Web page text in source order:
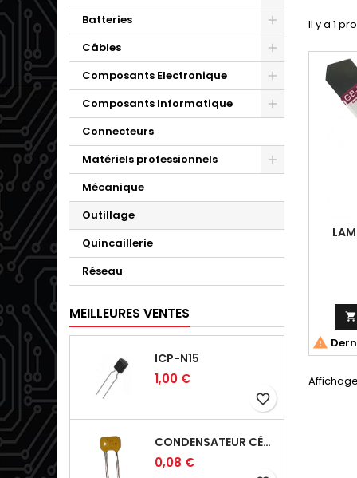
Batteries
Câbles
Composants Electronique
Composants Informatique
Connecteurs
Matériels professionnels
Mécanique
Outillage
Quincaillerie
Réseau
MEILLEURES VENTES
ICP-N15
1,00 €
favorite_border
CONDENSATEUR CÉRAMIQUE 100NF 50V
0,08 €
Il y a 1

